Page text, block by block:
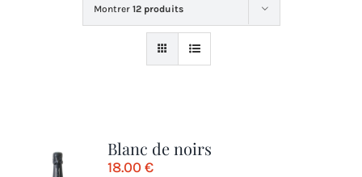
Montrer 12 produits
Blanc de noirs
18.00€